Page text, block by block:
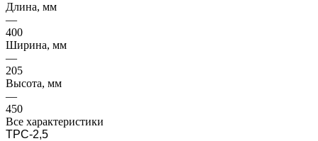
Длина, мм
—
400
Ширина, мм
—
205
Высота, мм
—
450
Все характеристики
ТРС-2,5